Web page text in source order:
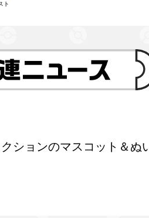
ト
ションのマスコット＆ぬ